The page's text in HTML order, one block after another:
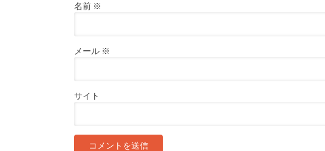
名前 ※
メール ※
サイト